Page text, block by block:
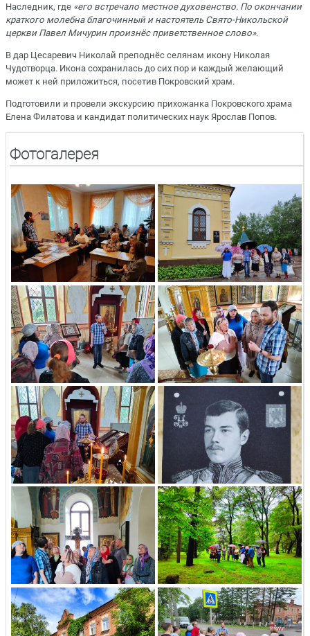
Наследник, где «его встречало местное духовенство. По окончании
краткого молебна благочинный и настоятель Свято-Никольской
церкви Павел Мичурин произнёс приветственное слово».
В дар Цесаревич Николай преподнёс селянам икону Николая
Чудотворца. Икона сохранилась до сих пор и каждый желающий
может к ней приложиться, посетив Покровский храм.
Подготовили и провели экскурсию прихожанка Покровского храма
Елена Филатова и кандидат политических наук Ярослав Попов.
Фотогалерея